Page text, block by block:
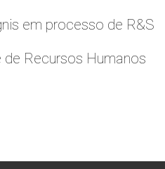
em processo de R&S
de Recursos Humanos